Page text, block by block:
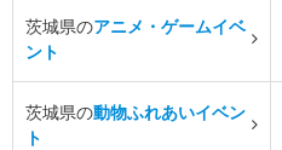
茨城県のアニメ・ゲームイベ
ント
茨城県の動物ふれあいイベン
ト